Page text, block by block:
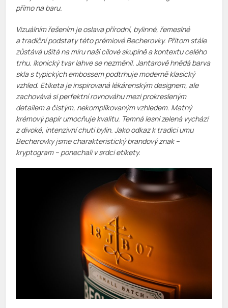
přímo na baru.
Vizuálním řešením je oslava přírodní, bylinné, řemeslné
a tradiční podstaty této prémiové Becherovky. Přitom stále
zůstává ušitá na míru naší cílové skupině a kontextu celého
trhu. Ikonický tvar lahve se nezměnil. Jantarově hnědá barva
skla s typických embossem podtrhuje moderně klasický
vzhled. Etiketa je inspirovaná lékárenským designem, ale
zachovává si perfektní rovnováhu mezi prokresleným
detailem a čistým, nekomplikovaným vzhledem. Matný
krémový papír umocňuje kvalitu. Temná lesní zelená vychází
z divoké, intenzivní chuti bylin. Jako odkaz k tradici umu
Becherovky jsme charakteristický brandový znak –
kryptogram – ponechali v srdci etikety.